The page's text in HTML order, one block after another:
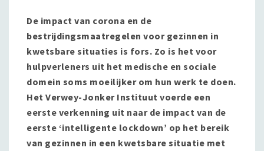
De impact van corona en de
bestrijdingsmaatregelen voor gezinnen in
kwetsbare situaties is fors. Zo is het voor
hulpverleners uit het medische en sociale
domein soms moeilijker om hun werk te doen.
Het Verwey-Jonker Instituut voerde een
eerste verkenning uit naar de impact van de
eerste ‘intelligente lockdown’ op het bereik
van gezinnen in een kwetsbare situatie met